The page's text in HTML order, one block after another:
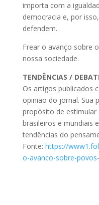
importa com a
democracia e, por
defendem.
Frear o avanço sobre
nossa sociedade.
TENDÊNCIAS /
Os artigos publicados
opinião do jornal. Sua
propósito de
brasileiros e mundiais
tendências do
Fonte: https://
o-avanco-sobre-